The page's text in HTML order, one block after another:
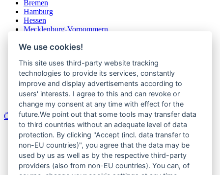
Bremen
Hamburg
Hessen
Mecklenburg-Vorpommern
Nordrhein-Westfalen
Saarland
Sachsen
Sachsen-Anhalt
Schleswig-Holstein
Thüringen
Österreich
Burgenland
Kärnten
Niederösterreich
Oberösterreich
Salzburger Land
We use cookies!
This site uses third-party website tracking
technologies to provide its services, constantly
improve and display advertisements according to
users' interests. I agree to this and can revoke or
change my consent at any time with effect for the
future.We point out that some tools may transfer data
to third countries without an adequate level of data
protection. By clicking "Accept (incl. data transfer to
non-EU countries)", you agree that the data may be
used by us as well as by the respective third-party
providers (also from non-EU countries). You can, of